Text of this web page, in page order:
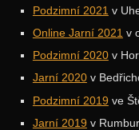
Podzimní 2021 v
Online Jarní 2021 v
Podzimní 2020v
Jarní 2020v
Podzimní 2019 ve
Jarní 2019 v